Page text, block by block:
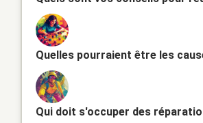
Quelles pourraient être les
Qui doit s'occuper des